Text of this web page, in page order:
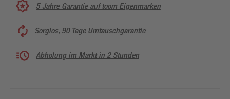
5 Jahre Garantie auf toom Eigenmarken
Sorglos, 90 Tage Umtauschgarantie
Abholung im Markt in 2 Stunden